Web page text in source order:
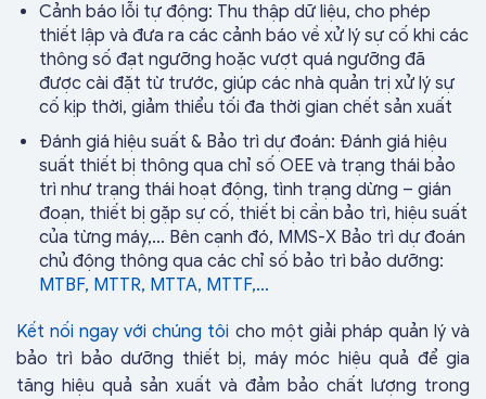
Cảnh báo lỗi tự động: Thu thập dữ liệu, cho phép
thiết lập và đưa ra các cảnh báo về xử lý sự cố khi các
thông số đạt ngưỡng hoặc vượt quá ngưỡng đã
được cài đặt từ trước, giúp các nhà quản trị xử lý sự
cố kịp thời, giảm thiểu tối đa thời gian chết sản xuất
Đánh giá hiệu suất & Bảo trì dự đoán: Đánh giá hiệu
suất thiết bị thông qua chỉ số OEE và trạng thái bảo
trì như trạng thái hoạt động, tình trạng dừng – gián
đoạn, thiết bị gặp sự cố, thiết bị cần bảo trì, hiệu suất
của từng máy,… Bên cạnh đó, MMS-X Bảo trì dự đoán
chủ động thông qua các chỉ số bảo trì bảo dưỡng:
MTBF, MTTR, MTTA, MTTF,…
Kết nối ngay với chúng tôi cho một giải pháp quản lý và
bảo trì bảo dưỡng thiết bị, máy móc hiệu quả để gia
tăng hiệu quả sản xuất và đảm bảo chất lượng trong